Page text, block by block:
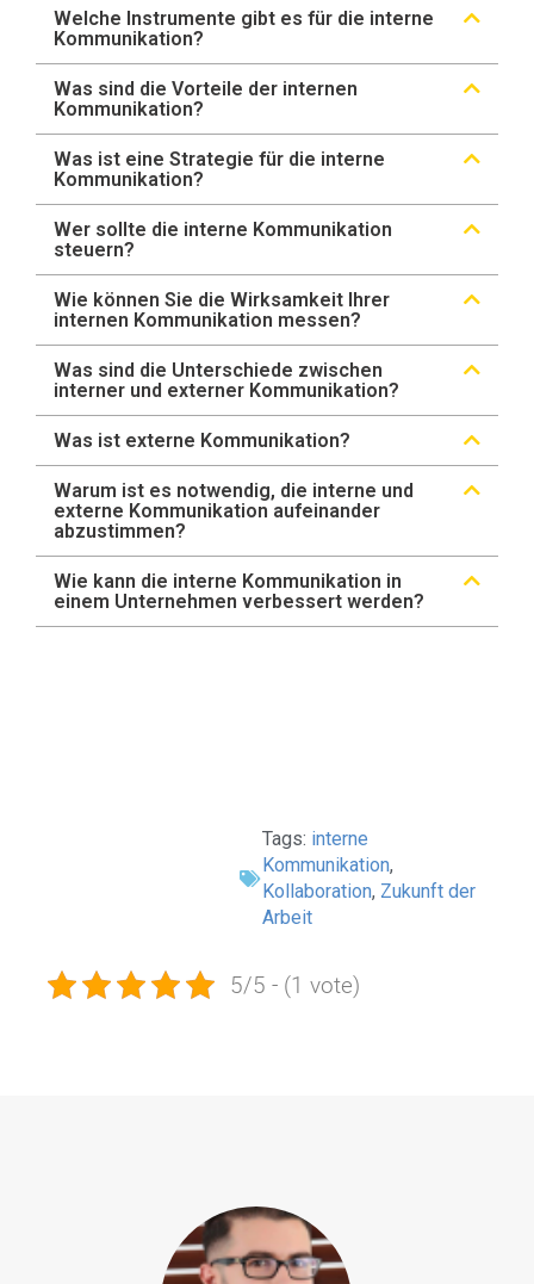
Welche Instrumente gibt es für die interne
Kommunikation?
Was sind die Vorteile der internen
Kommunikation?
Was ist eine Strategie für die interne
Kommunikation?
Wer sollte die interne Kommunikation
steuern?
Wie können Sie die Wirksamkeit Ihrer
internen Kommunikation messen?
Was sind die Unterschiede zwischen
interner und externer Kommunikation?
Was ist externe Kommunikation?
Warum ist es notwendig, die interne und
externe Kommunikation aufeinander
abzustimmen?
Wie kann die interne Kommunikation in
einem Unternehmen verbessert werden?
Tags: interne
Kommunikation,
Kollaboration, Zukunft der
Arbeit
5/5 - (1 vote)